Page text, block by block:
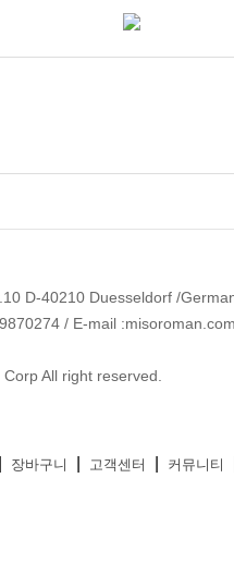
D-40210 Duesseldorf /
/ E-mail
All right reserved.
장바구니 고객센터 커뮤니티